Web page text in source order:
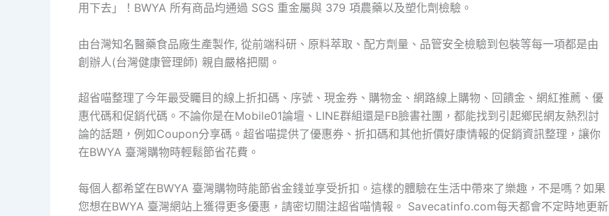
用下去」！BWYA 所有商品均通過 SGS 重金屬與 379 項農藥以及塑化劑檢驗。
由台灣知名醫藥食品廠生產製作, 從前端科研、原料萃取、配方劑量、品管安全檢驗到包裝等每一項都是由
創辦人(台灣健康管理師) 親自嚴格把關。
超省喵整理了今年最受矚目的線上折扣碼、序號、現金券、購物金、網路線上購物、回饋金、網紅推薦、優
惠代碼和促銷代碼。不論你是在Mobile01論壇、LINE群組還是FB臉書社團，都能找到引起鄉民網友熱烈討
論的話題，例如Coupon分享碼。超省喵提供了優惠券、折扣碼和其他折價好康情報的促銷資訊整理，讓你
在BWYA 臺灣購物時輕鬆節省花費。
每個人都希望在BWYA 臺灣購物時能節省金錢並享受折扣。這樣的體驗在生活中帶來了樂趣，不是嗎？如果
您想在BWYA 臺灣網站上獲得更多優惠，請密切關注超省喵情報。 Savecatinfo.com每天都會不定時地更新